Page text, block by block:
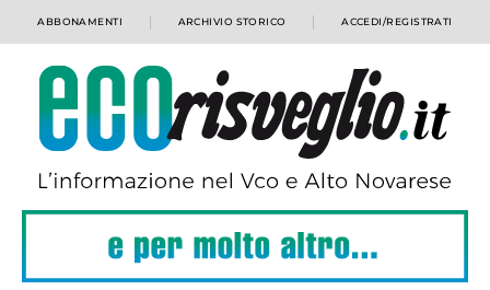
ABBONAMENTI ARCHIVIO STORICO ACCEDI/REGISTRATI